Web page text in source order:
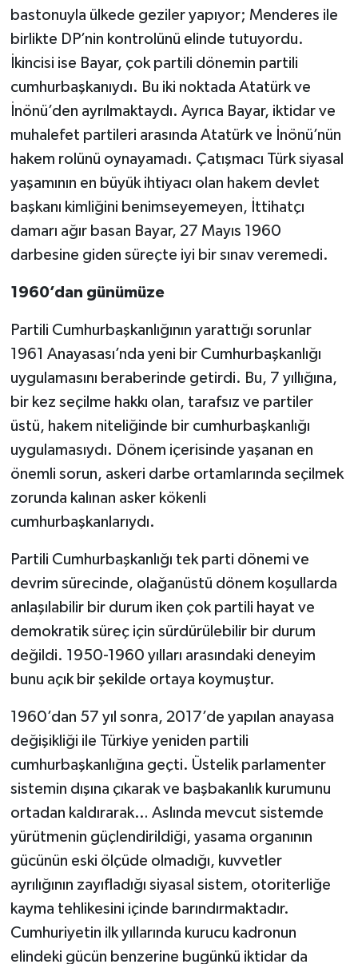
bastonuyla ülkede geziler yapıyor; Menderes ile
birlikte DP’nin kontrolünü elinde tutuyordu.
İkincisi ise Bayar, çok partili dönemin partili
cumhurbaşkanıydı. Bu iki noktada Atatürk ve
İnönü’den ayrılmaktaydı. Ayrıca Bayar, iktidar ve
muhalefet partileri arasında Atatürk ve İnönü’nün
hakem rolünü oynayamadı. Çatışmacı Türk siyasal
yaşamının en büyük ihtiyacı olan hakem devlet
başkanı kimliğini benimseyemeyen, İttihatçı
damarı ağır basan Bayar, 27 Mayıs 1960
darbesine giden süreçte iyi bir sınav veremedi.
1960’dan günümüze
Partili Cumhurbaşkanlığının yarattığı sorunlar
1961 Anayasası’nda yeni bir Cumhurbaşkanlığı
uygulamasını beraberinde getirdi. Bu, 7 yıllığına,
bir kez seçilme hakkı olan, tarafsız ve partiler
üstü, hakem niteliğinde bir cumhurbaşkanlığı
uygulamasıydı. Dönem içerisinde yaşanan en
önemli sorun, askeri darbe ortamlarında seçilmek
zorunda kalınan asker kökenli
cumhurbaşkanlarıydı.
Partili Cumhurbaşkanlığı tek parti dönemi ve
devrim sürecinde, olağanüstü dönem koşullarda
anlaşılabilir bir durum iken çok partili hayat ve
demokratik süreç için sürdürülebilir bir durum
değildi. 1950-1960 yılları arasındaki deneyim
bunu açık bir şekilde ortaya koymuştur.
1960’dan 57 yıl sonra, 2017’de yapılan anayasa
değişikliği ile Türkiye yeniden partili
cumhurbaşkanlığına geçti. Üstelik parlamenter
sistemin dışına çıkarak ve başbakanlık kurumunu
ortadan kaldırarak… Aslında mevcut sistemde
yürütmenin güçlendirildiği, yasama organının
gücünün eski ölçüde olmadığı, kuvvetler
ayrılığının zayıfladığı siyasal sistem, otoriterliğe
kayma tehlikesini içinde barındırmaktadır.
Cumhuriyetin ilk yıllarında kurucu kadronun
elindeki gücün benzerine bugünkü iktidar da